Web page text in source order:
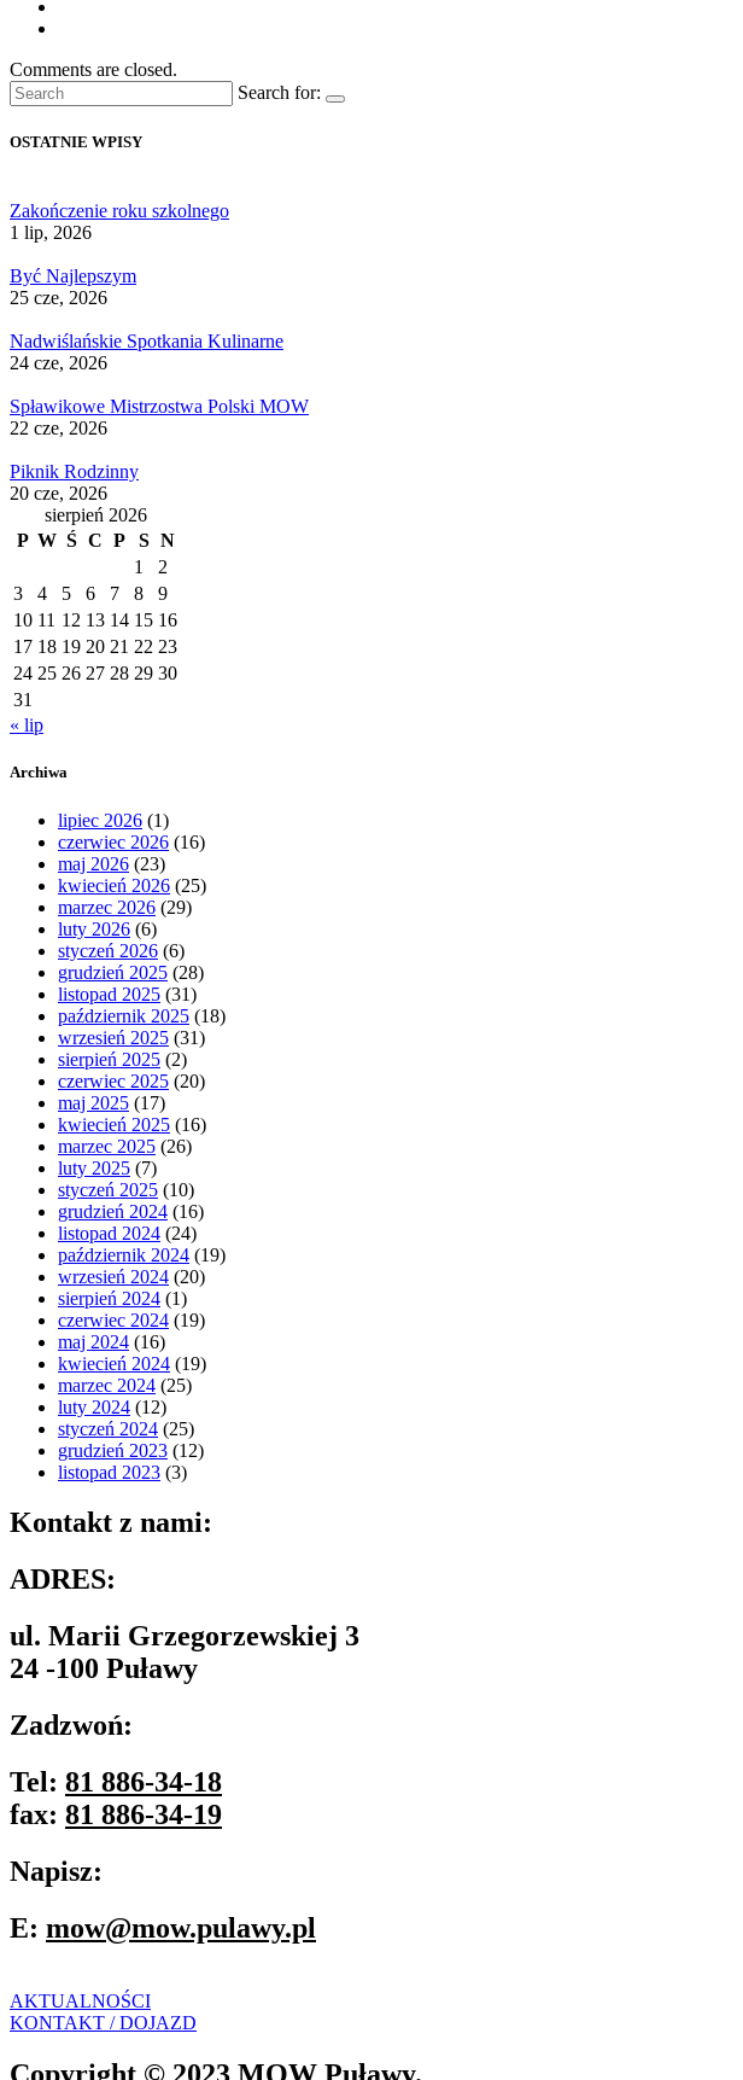
Comments are closed.
Search for:
OSTATNIE WPISY
Zakończenie roku szkolnego
1 lip, 2026
Być Najlepszym
25 cze, 2026
Nadwiślańskie Spotkania Kulinarne
24 cze, 2026
Spławikowe Mistrzostwa Polski MOW
22 cze, 2026
Piknik Rodzinny
20 cze, 2026
sierpień 2026
P W Ś C P S N
1
2
3
4 5 6 7 8
9
10 11 12 13 14 15 16
17 18 19 20 21 22 23
24 25 26 27 28 29 30
31
« lip
Archiwa
lipiec 2026 (1)
czerwiec 2026 (16)
maj 2026 (23)
kwiecień 2026 (25)
marzec 2026 (29)
luty 2026 (6)
styczeń 2026 (6)
grudzień 2025 (28)
listopad 2025 (31)
październik 2025 (18)
wrzesień 2025 (31)
sierpień 2025 (2)
czerwiec 2025 (20)
maj 2025 (17)
kwiecień 2025 (16)
marzec 2025 (26)
luty 2025 (7)
styczeń 2025 (10)
grudzień 2024 (16)
listopad 2024 (24)
październik 2024 (19)
wrzesień 2024 (20)
sierpień 2024 (1)
czerwiec 2024 (19)
maj 2024 (16)
kwiecień 2024 (19)
marzec 2024 (25)
luty 2024 (12)
styczeń 2024 (25)
grudzień 2023 (12)
listopad 2023 (3)
Kontakt z nami:
ADRES:
ul. Marii Grzegorzewskiej 3
24 -100 Puławy
Zadzwoń:
Tel: 81 886-34-18
fax: 81 886-34-19
Napisz:
E: mow@mow.pulawy.pl
AKTUALNOŚCI
KONTAKT / DOJAZD
Copyright © 2023 MOW Puławy.